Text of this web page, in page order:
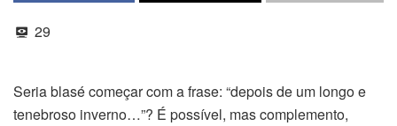
29
Seria blasé começar com a frase: “depois de um longo e
tenebroso inverno…”? É possível, mas complemento,